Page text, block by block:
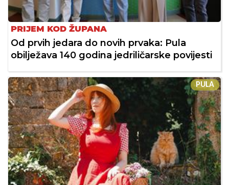
PRIJEM KOD ŽUPANA
Od prvih jedara do novih prvaka: Pula
obilježava 140 godina jedriličarske povijesti
PULA